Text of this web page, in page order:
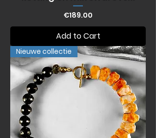
Price
€189.00
Add to Cart
Nieuwe collectie